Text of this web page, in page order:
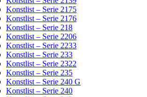
Konstlist – Serie 2175
Konstlist – Serie 2176
Konstlist – Serie 218
Konstlist – Serie 2206
Konstlist – Serie 2233
Konstlist – Serie 233
Konstlist – Serie 2322
Konstlist – Serie 235
Konstlist – Serie 240 G
Konstlist – Serie 240